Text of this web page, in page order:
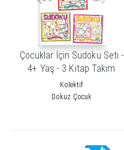
Çocuklar İçin Sudoku Seti -
4+ Yaş - 3 Kitap Takım
Kolektif
Dokuz Çocuk